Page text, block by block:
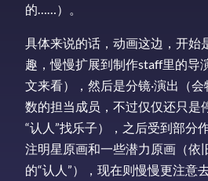
的……）。
具体来说的话，动画这边，开始
趣，慢慢扩展到制作staff里的导
文来看），然后是分镜·演出（
数的担当成员，不过仅仅还只是
“认人”找乐子），之后受到部分
注明星原画和一些潜力原画（依
的“认人”），现在则慢慢更注意